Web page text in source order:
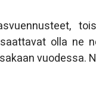
olla ne
vuodessa.